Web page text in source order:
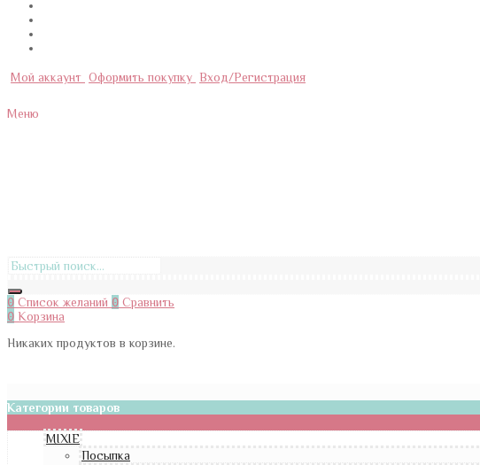
Мой аккаунт Оформить покупку Вход/Регистрация
Меню
0 Список желаний 0 Сравнить
0 Корзина
Никаких продуктов в корзине.
Категории товаров
MIXIE
Посыпка